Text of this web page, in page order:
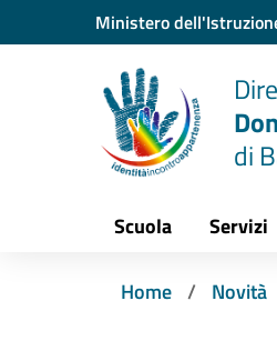
Vai ai contenuti
Vai al menu di navigazione
Ministero
di
Scuola Servizi
Home Novità